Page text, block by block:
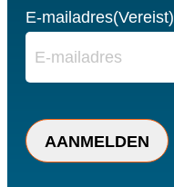
E-mailadres(Vereist)
A